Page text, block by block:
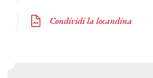
Condividi la locandina